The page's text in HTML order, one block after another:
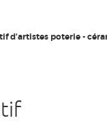
d'artistes poterie -